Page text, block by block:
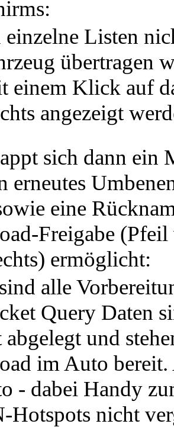
einzelne Listen
übertragen
einem Klick auf
angezeigt
sich dann ein
erneutes
eine
Freigabe
ermöglicht:
alle
Query Daten
abgelegt und
im Auto bereit.
- dabei Handy
nicht